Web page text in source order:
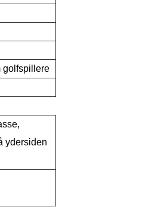
golfspillere
ydersiden